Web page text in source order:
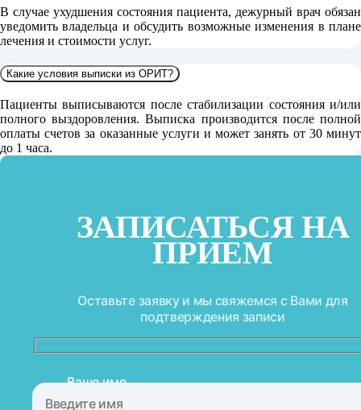
В случае ухудшения состояния пациента, дежурный врач обязан
уведомить владельца и обсудить возможные изменения в плане
лечения и стоимости услуг.
Какие условия выписки из ОРИТ?
Пациенты выписываются после стабилизации состояния и/или
полного выздоровления. Выписка производится после полной
оплаты счетов за оказанные услуги и может занять от 30 минут
до 1 часа.
ЗАПИСАТЬСЯ НА
ПРИЕМ
Оставьте заявку и мы свяжемся с Вами для
подтверждения записи
Ваше имя